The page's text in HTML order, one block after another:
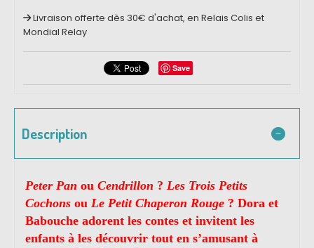
Livraison offerte dès 30€ d'achat, en Relais Colis et
Mondial Relay
Save
Description
Peter Pan ou Cendrillon ? Les Trois Petits
Cochons ou Le Petit Chaperon Rouge ? Dora et
Babouche adorent les contes et invitent les
enfants à les découvrir tout en s’amusant à